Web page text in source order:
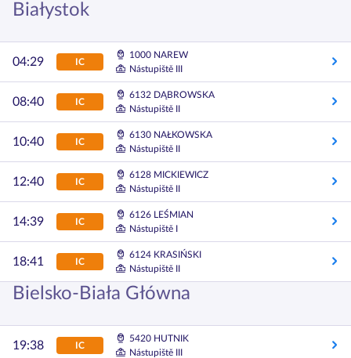
Białystok
04:29 IC
1000 NAREW
Nástupiště III
08:40 IC
6132 DĄBROWSKA
Nástupiště II
10:40 IC
6130 NAŁKOWSKA
Nástupiště II
12:40 IC
6128 MICKIEWICZ
Nástupiště II
14:39 IC
6126 LEŚMIAN
Nástupiště I
18:41 IC
6124 KRASIŃSKI
Nástupiště II
Bielsko-Biała Główna
19:38 IC
5420 HUTNIK
Nástupiště III